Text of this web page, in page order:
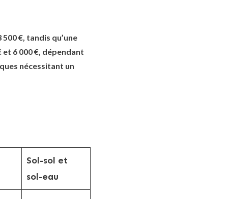
€, tandis qu’une
et 6 000 €, dépendant
nécessitant un
Sol-sol et
sol-eau